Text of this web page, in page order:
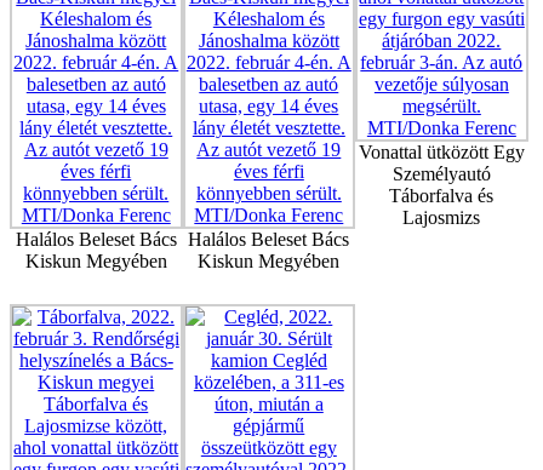
Halálos Beleset Bács
Kiskun Megyében
Halálos Beleset Bács
Kiskun Megyében
Vonattal ütközött Egy
Személyautó
Táborfalva és
Lajosmizs